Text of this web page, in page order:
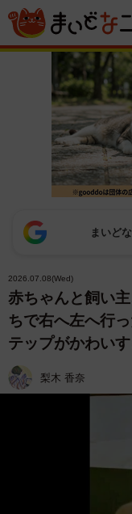
まいど
2026.07.08(Wed)
赤ちゃんと飼い
ちで右へ左へ行
テップがかわい
梨木 香奈